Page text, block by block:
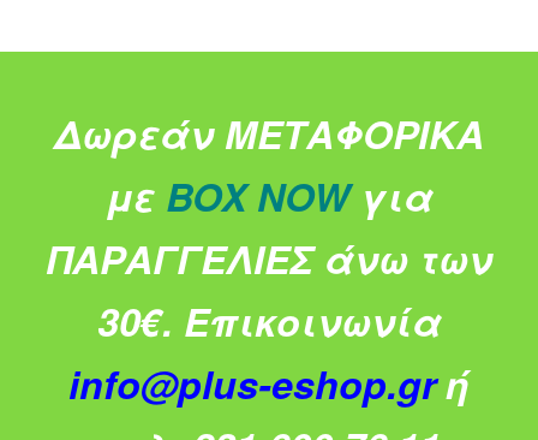
Δωρεάν ΜΕΤΑΦΟΡΙΚΑ
με BOX NOW για
ΠΑΡΑΓΓΕΛΙΕΣ άνω των
30€. Επικοινωνία
info@plus-eshop.grή